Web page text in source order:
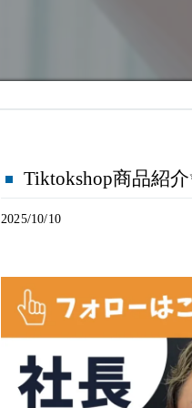
Tiktokshop商品紹介
2025/10/10